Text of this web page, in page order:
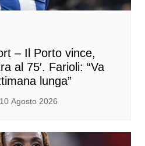
– Il Porto vince,
al 75′. Farioli: “Va
lunga”
10 Agosto 2026